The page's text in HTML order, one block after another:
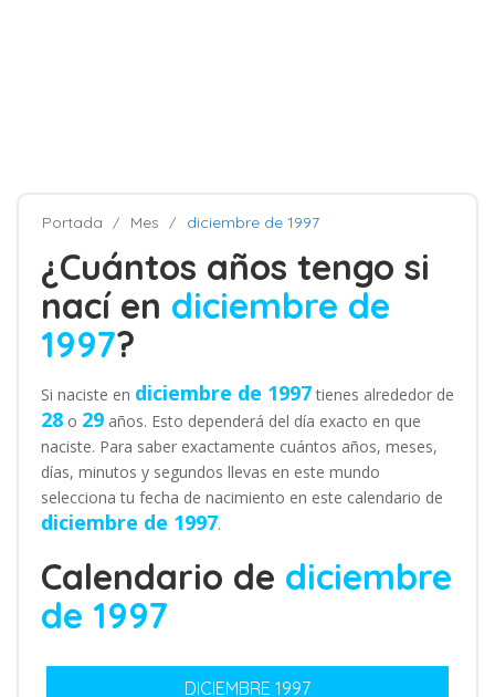
Portada Mes diciembre de 1997
¿Cuántos años tengo si
nací en diciembre de
1997?
Si naciste en diciembre de 1997tienes alrededor de
28 o 29 años. Esto dependerá del día exacto en que
naciste. Para saber exactamente cuántos años, meses,
días, minutos y segundos llevas en este mundo
selecciona tu fecha de nacimiento en este calendario de
diciembre de 1997.
Calendario de diciembre
de 1997
DICIEMBRE 1997